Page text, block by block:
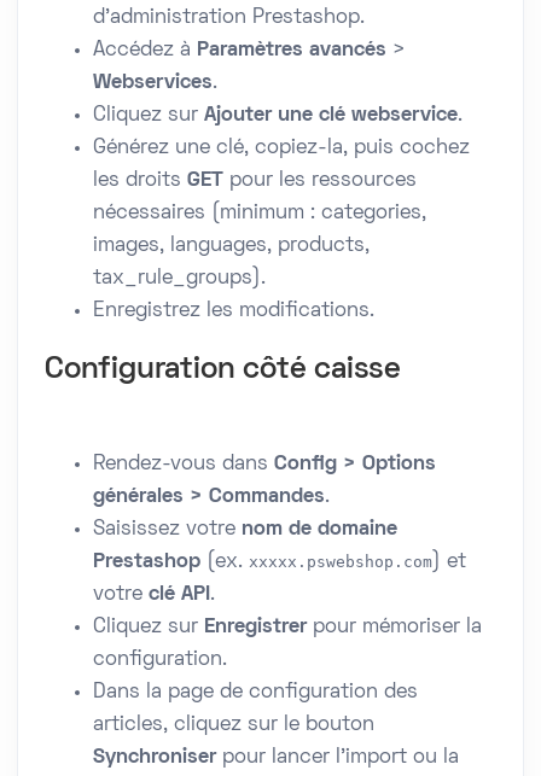
d’administration Prestashop.
Accédez à Paramètres avancés >
Webservices.
Cliquez sur Ajouter une clé webservice.
Générez une clé, copiez-la, puis cochez
les droits GET pour les ressources
nécessaires (minimum : categories,
images, languages, products,
tax_rule_groups).
Enregistrez les modifications.
Configuration côté caisse
Rendez-vous dans Config > Options
générales > Commandes.
Saisissez votre nom de domaine
Prestashop (ex. xxxxx.pswebshop.com ) et
votre clé API .
Cliquez sur Enregistrerpour mémoriser la
configuration.
Dans la page de configuration des
articles, cliquez sur le bouton
Synchroniserpour lancer l’import ou la